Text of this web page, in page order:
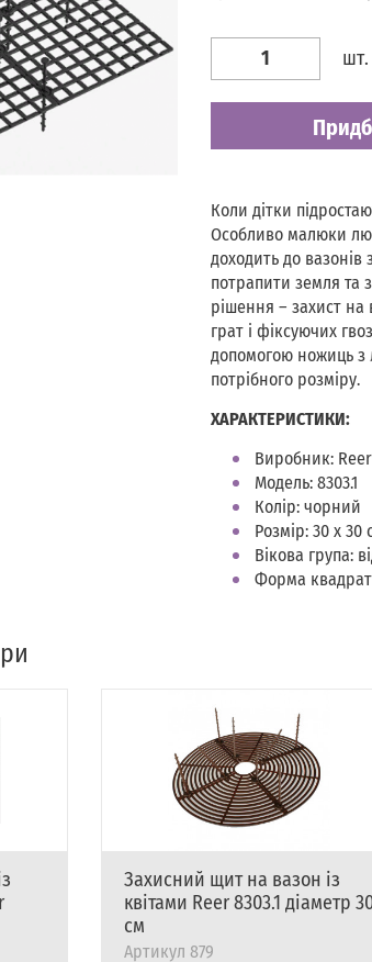
шт.
Коли дітки
Особливо малюки
доходить до вазонів
потрапити земля та
рішення – захист на
грат і фіксуючих
допомогою ножиць з
потрібного розміру.
ХАРАКТЕРИСТИКИ:
Виробник: Reer
Модель: 8303.1
Колір: чорний
Розмір: 30 х 30
Вікова група:
Форма квадрат
Захисний щит на вазон із
квітами Reer 8303.1 діаметр
см
Артикул 879